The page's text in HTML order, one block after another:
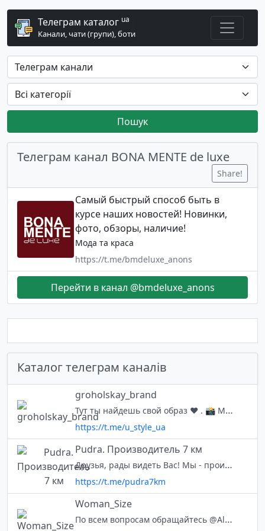
Телеграм каталог ua
Канали, чати (групи), боти
Пошук
Телеграм канал BONA MENTE de luxe
Share!
Самый быстрый способ быть в
курсе наших новостей! Новинки,
фото, обзоры, наличие!
Мода та краса
https://t.me/bmdeluxe_anons
Перейти в канал @bmdeluxe_anons
Каталог телеграм каналів
groholskay_brand
Тут ты найдешь свой образ ❤ . 📸 Мы в Instagram https://instagram.com/groholskay_brand?igshid=8qkitg9f91fg . Для заказа пишите 👉 @groholskay_brand
https://t.me/u_style_ua
Pudra. Производитель 7 км
Друзья, рады видеть Вас! Мы - производители женской и мужской одежды тм Pudra 7км❤️! ✅он-лайн менеджер +40 (751) 931 373 ✅отправка на клиента ✅реальные фото и видео ✅живое общение с руководителями Мы открыты к диалогу🤝 Пус
https://t.me/pudra7km
Woman_Size
По всем вопросам обращайтесь @Alena87m